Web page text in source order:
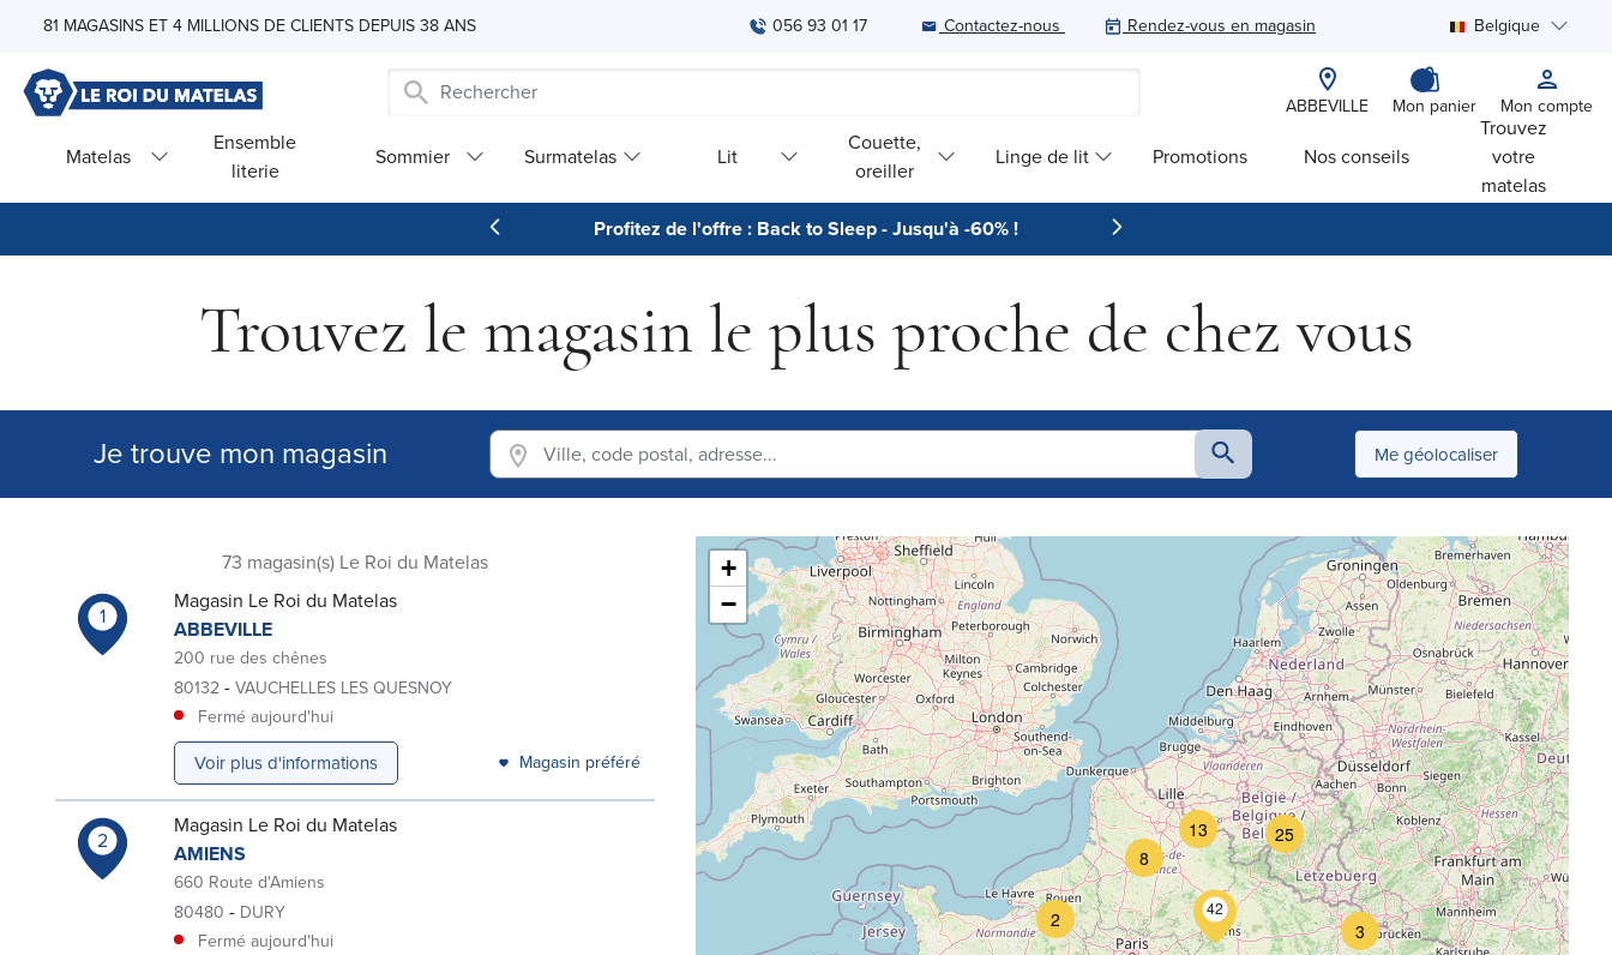
Skip to Content
81 MAGASINS ET 4 MILLIONS DE CLIENTS DEPUIS 38 ANS 056 93 01 17 Contactez-nous Rendez-vous en magasin Belgique
ABBEVILLE Mon panier Mon compte
Matelas
Ensemble
literie
Sommier Surmatelas Lit
Couette,
oreiller
Linge de lit Promotions Nos conseils
Trouvez
votre
matelas
Profitez de l'offre : Back to Sleep - Jusqu'à -60% !
Trouvez le magasin le plus proche de chez vous
Je trouve mon magasin Me géolocaliser
73 magasin(s) Le Roi du Matelas
1
Magasin Le Roi du Matelas
ABBEVILLE
200 rue des chênes
80132-VAUCHELLES LES QUESNOY
Fermé aujourd'hui
Voir plus d'informations Magasin préféré
2
Magasin Le Roi du Matelas
AMIENS
660 Route d'Amiens
80480 - DURY
Fermé aujourd'hui
3
25
42
2
13
8
+
−